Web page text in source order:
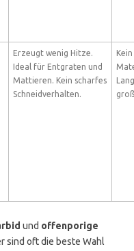
Erzeugt wenig Hitze.
Ideal für Entgraten und
Mattieren. Kein scharfes
Schneidverhalten.
und offenporige
sind oft die beste Wahl